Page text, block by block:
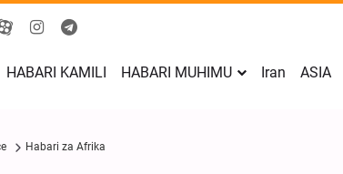
HABARI KAMILI HABARI MUHIMU Iran ASIA
Habari za Afrika